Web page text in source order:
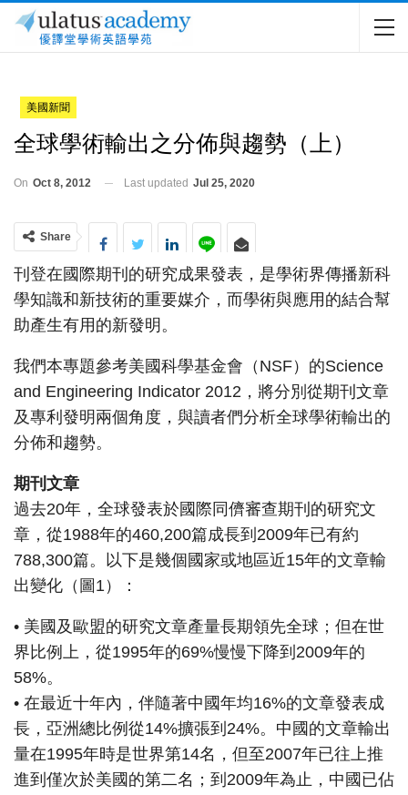
美國新聞
全球學術輸出之分佈與趨勢（上）
On Oct 8, 2012 Last updated Jul 25, 2020
Share
刊登在國際期刊的研究成果發表，是學術界傳播新科
學知識和新技術的重要媒介，而學術與應用的結合幫
助產生有用的新發明。
我們本專題參考美國科學基金會（NSF）的Science
and Engineering Indicator 2012，將分別從期刊文章
及專利發明兩個角度，與讀者們分析全球學術輸出的
分佈和趨勢。
期刊文章
過去20年，全球發表於國際同儕審查期刊的研究文
章，從1988年的460,200篇成長到2009年已有約
788,300篇。以下是幾個國家或地區近15年的文章輸
出變化（圖1）：
• 美國及歐盟的研究文章產量長期領先全球；但在世
界比例上，從1995年的69%慢慢下降到2009年的
58%。
• 在最近十年內，伴隨著中國年均16%的文章發表成
長，亞洲總比例從14%擴張到24%。中國的文章輸出
量在1995年時是世界第14名，但至2007年已往上推
進到僅次於美國的第二名；到2009年為止，中國已佔